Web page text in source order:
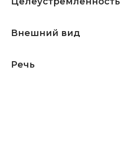
Внешний вид
Речь